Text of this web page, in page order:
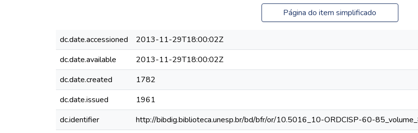
Página do item simplificado
dc.date.accessioned
2013-11-29T18:00:02Z
dc.date.available
2013-11-29T18:00:02Z
dc.date.created
1782
dc.date.issued
1961
dc.identifier
http://bibdig.biblioteca.unesp.br/bd/bfr/or/10.5016_10-ORDCISP-60-